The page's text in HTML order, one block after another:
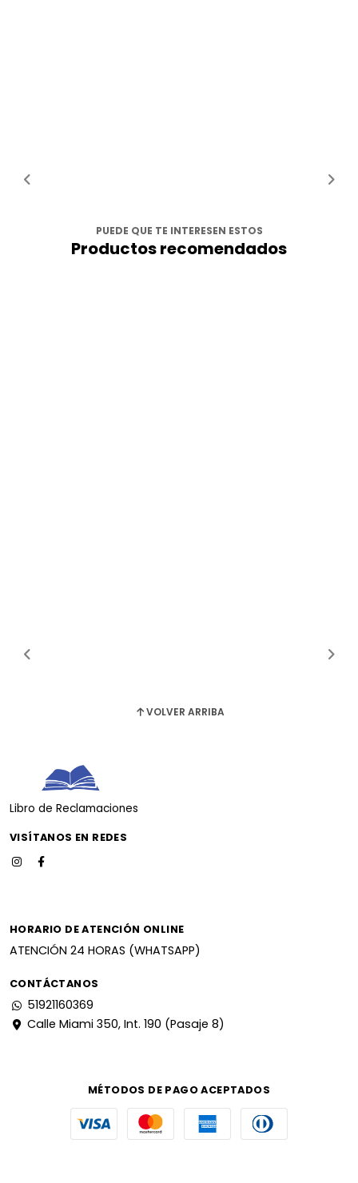
PUEDE QUE TE INTERESEN ESTOS
Productos recomendados
VOLVER ARRIBA
Libro de Reclamaciones
VISÍTANOS EN REDES
HORARIO DE ATENCIÓN ONLINE
ATENCIÓN 24 HORAS (WHATSAPP)
CONTÁCTANOS
51921160369
Calle Miami 350, Int. 190 (Pasaje 8)
MÉTODOS DE PAGO ACEPTADOS